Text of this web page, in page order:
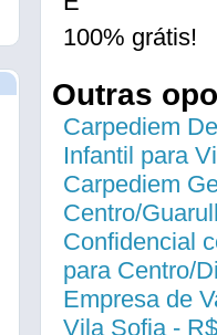
100% grátis!
Outras
Carpediem
Infantil para
Carpediem
Centro/
Confidencial
para Centro/
Empresa de
Vila Sofia -